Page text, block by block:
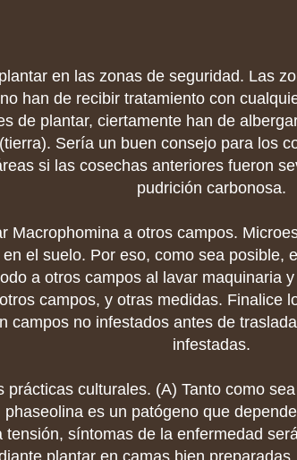
en las zonas de seguridad. Las
han de recibir tratamiento con
de plantar, ciertamente han de
Sería un buen consejo para los
si las cosechas anteriores fueron
pudrición carbonosa.
Macrophomina a otros campos.
el suelo. Por eso, como sea posible,
a otros campos al lavar maquinaria
campos, y otras medidas. Finalice
campos no infestados antes de
infestadas.
prácticas culturales. (A) Tanto como
phaseolina es un patógeno que
tensión, síntomas de la enfermedad
plantar en camas bien